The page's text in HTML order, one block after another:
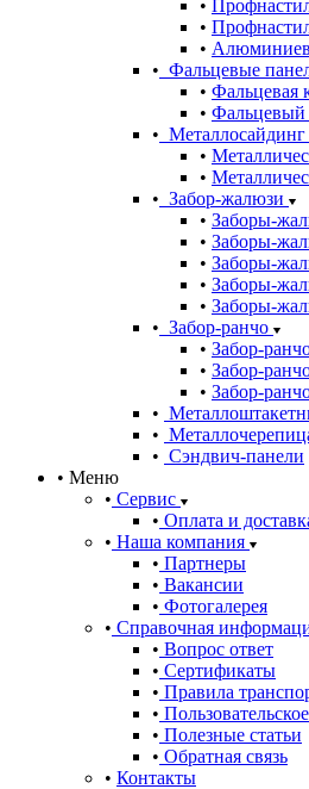
Фальцевые
Фальцевая
Фальцевый
Металлосайдинг
Забор-жалюзи
Заборы-
Заборы-
Заборы-
Заборы-
Заборы-
Забор-ранчо
Забор-
Забор-
Забор-
Сэндвич-панели
Меню
Сервис
Оплата и
Наша компания
Партнеры
Вакансии
Фотогалерея
Справочная
Вопрос ответ
Сертификаты
Правила
Полезные статьи
Обратная связь
Контакты